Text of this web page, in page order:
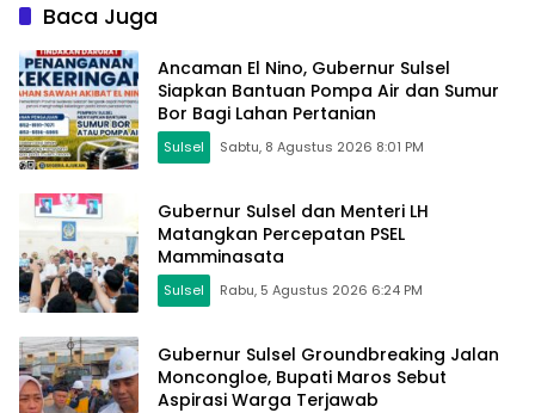
Baca Juga
Ancaman El Nino, Gubernur Sulsel
Siapkan Bantuan Pompa Air dan Sumur
Bor Bagi Lahan Pertanian
Sulsel Sabtu, 8 Agustus 2026 8:01 PM
Gubernur Sulsel dan Menteri LH
Matangkan Percepatan PSEL
Mamminasata
Sulsel Rabu, 5 Agustus 2026 6:24 PM
Gubernur Sulsel Groundbreaking Jalan
Moncongloe, Bupati Maros Sebut
Aspirasi Warga Terjawab